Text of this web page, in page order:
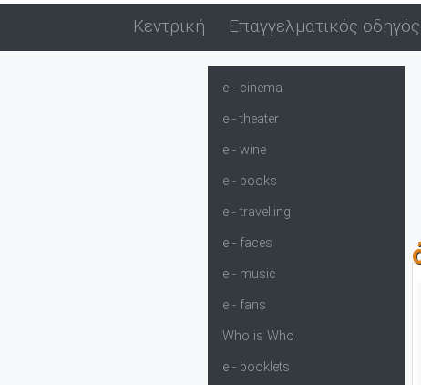
Κεντρική Επαγγελματικός οδηγός
e - cinema
e - theater
e - wine
e - books
e - travelling
e - faces
e - music
e - fans
Who is Who
e - booklets